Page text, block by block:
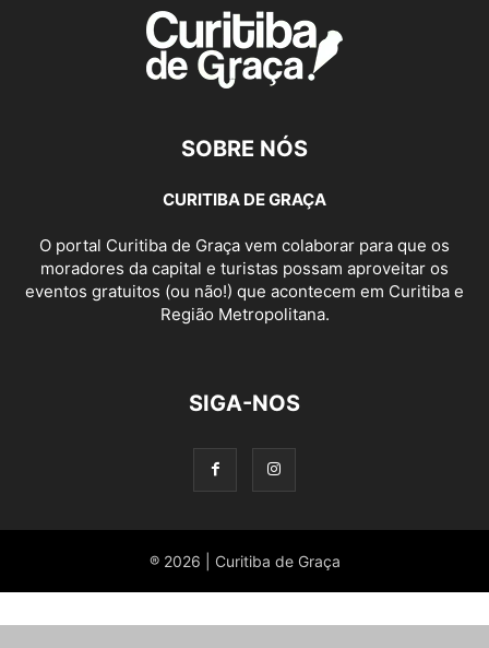
SOBRE NÓS
CURITIBA DE GRAÇA
O portal Curitiba de Graça vem colaborar para que os
moradores da capital e turistas possam aproveitar os
eventos gratuitos (ou não!) que acontecem em Curitiba e
Região Metropolitana.
SIGA-NOS
® 2026 | Curitiba de Graça